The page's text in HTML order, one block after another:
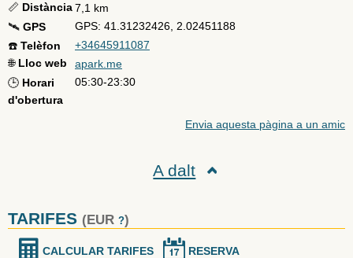
📏 Distància7,1 km
🛰️ GPS
GPS: 41.31232426, 2.02451188
☎️ Telèfon
+34645911087
🌐 Lloc web
apark.me
🕒 Horari
d'obertura
05:30-23:30
Envia aquesta pàgina a un amic
A dalt
TARIFES (EUR ?)
CALCULAR TARIFES RESERVA